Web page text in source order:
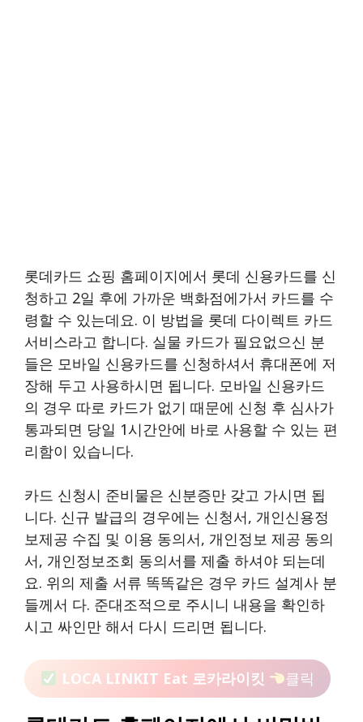
롯데카드 쇼핑 홈페이지에서 롯데 신용카드를 신
청하고 2일 후에 가까운 백화점에가서 카드를 수
령할 수 있는데요. 이 방법을 롯데 다이렉트 카드
서비스라고 합니다. 실물 카드가 필요없으신 분
들은 모바일 신용카드를 신청하셔서 휴대폰에 저
장해 두고 사용하시면 됩니다. 모바일 신용카드
의 경우 따로 카드가 없기 때문에 신청 후 심사가
통과되면 당일 1시간안에 바로 사용할 수 있는 편
리함이 있습니다.
카드 신청시 준비물은 신분증만 갖고 가시면 됩
니다. 신규 발급의 경우에는 신청서, 개인신용정
보제공 수집 및 이용 동의서, 개인정보 제공 동의
서, 개인정보조회 동의서를 제출 하셔야 되는데
요. 위의 제출 서류 똑똑같은 경우 카드 설계사 분
들께서 다. 준대조적으로 주시니 내용을 확인하
시고 싸인만 해서 다시 드리면 됩니다.
LOCA LINKIT Eat 로카라이킷 클릭